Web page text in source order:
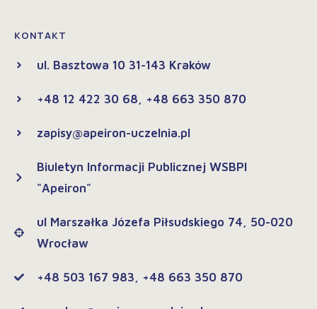
KONTAKT
ul. Basztowa 10 31-143 Kraków
+48 12 422 30 68, +48 663 350 870
zapisy@apeiron-uczelnia.pl
Biuletyn Informacji Publicznej WSBPI
"Apeiron"
ul Marszałka Józefa Piłsudskiego 74, 50-020
Wrocław
+48 503 167 983, +48 663 350 870